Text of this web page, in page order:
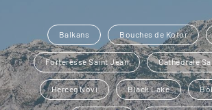
Balkans Bouches de Kotor
Forteresse Saint Jean Cathédrale
Herceg Novi Black Lake